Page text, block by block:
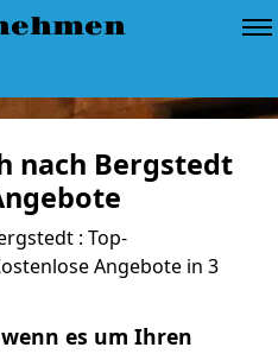
nach Bergstedt
: Top-
Angebote in 3
es um Ihren